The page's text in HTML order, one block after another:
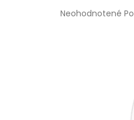
Priemerné
Neohodnotené